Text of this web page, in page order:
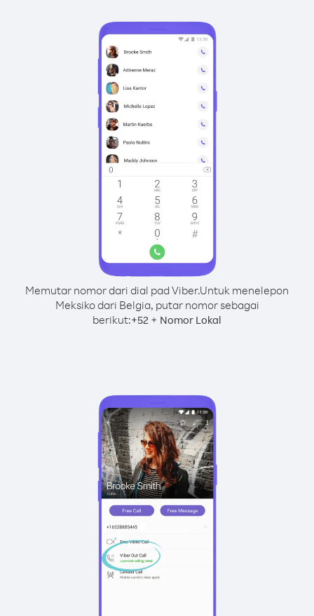
Memutar nomor dari dial pad Viber.Untuk menelepon
Meksiko dari Belgia, putar nomor sebagai
berikut:+52 + Nomor Lokal